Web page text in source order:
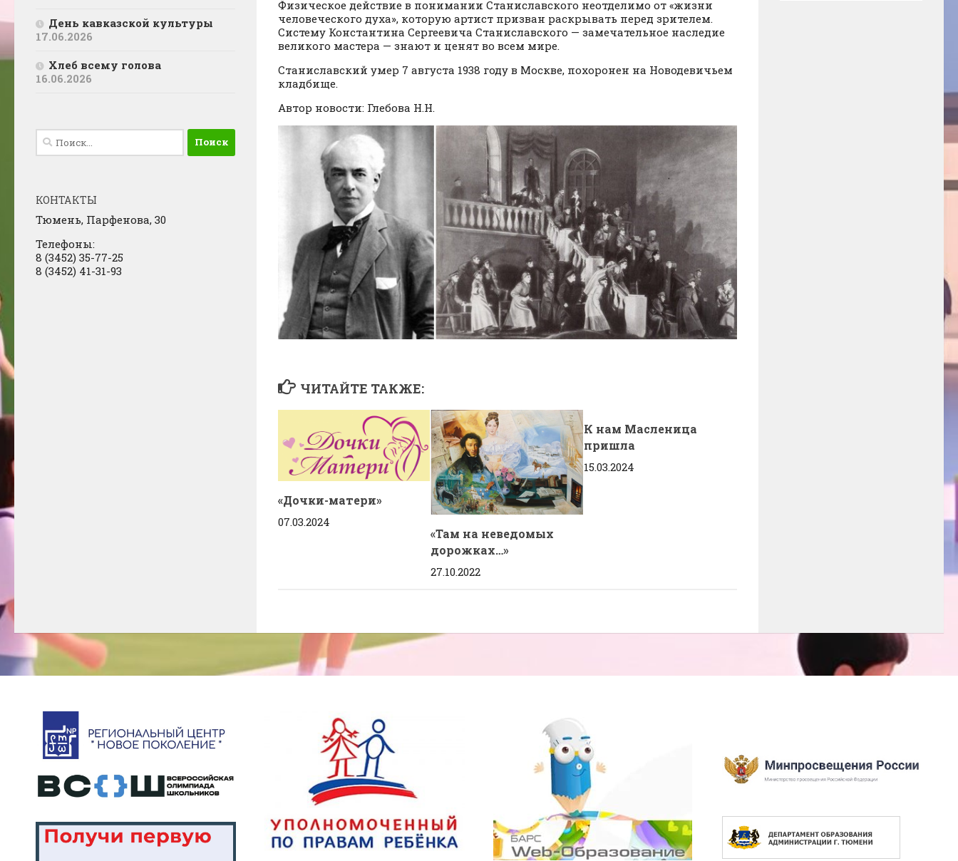
Физическое действие в понимании Станиславского неотделимо от «жизни
человеческого духа», которую артист призван раскрывать перед зрителем.
Систему Константина Сергеевича Станиславского — замечательное наследие
великого мастера — знают и ценят во всем мире.
Станиславский умер 7 августа 1938 году в Москве, похоронен на Новодевичьем
кладбище.
Автор новости: Глебова Н.Н.
ЧИТАЙТЕ ТАКЖЕ:
«Дочки-матери»
07.03.2024
«Там на неведомых
дорожках…»
27.10.2022
К нам Масленица
пришла
15.03.2024
День кавказской культуры
17.06.2026
Хлеб всему голова
16.06.2026
Найти:
КОНТАКТЫ
Тюмень, Парфенова, 30
Телефоны:
8 (3452) 35-77-25
8 (3452) 41-31-93